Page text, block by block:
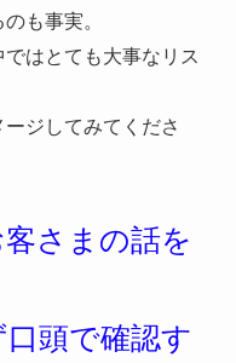
も事実。
ではとても大事なリス
ジしてみてくださ
さまの話を
頭で確認す